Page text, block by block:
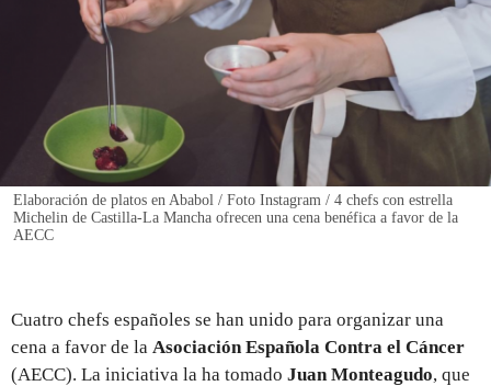
Elaboración de platos en Ababol / Foto Instagram / 4 chefs con estrella
Michelin de Castilla-La Mancha ofrecen una cena benéfica a favor de la
AECC
Cuatro chefs españoles se han unido para organizar una
cena a favor de la Asociación Española Contra el Cáncer
(AECC). La iniciativa la ha tomado Juan Monteagudo, que